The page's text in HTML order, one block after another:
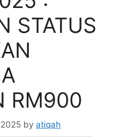
STATUS
RM900
by atiqah